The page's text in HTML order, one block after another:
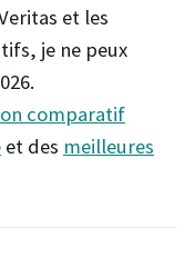
et les
je ne peux
comparatif
et des meilleures